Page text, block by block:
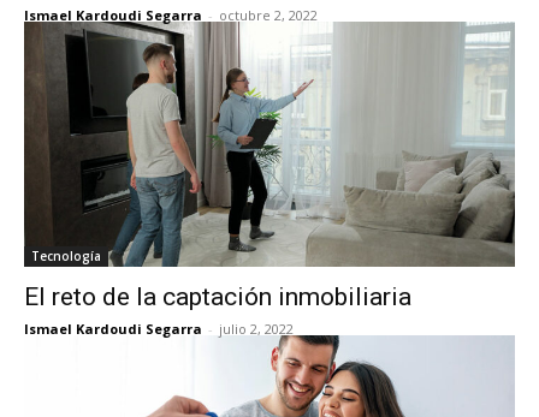
Ismael Kardoudi Segarra - octubre 2, 2022
Tecnología
El reto de la captación inmobiliaria
Ismael Kardoudi Segarra - julio 2, 2022